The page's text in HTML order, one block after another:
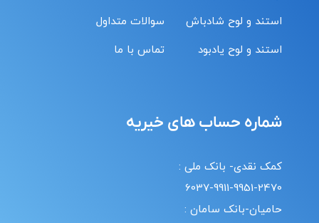
استند و لوح شادباش
استند و لوح یادبود
سوالات متداول
تماس با ما
شماره حساب های خیریه
کمک نقدی- بانک ملی :
6037-9911-9951-2470
حامیان-بانک سامان :